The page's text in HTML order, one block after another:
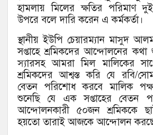
হামলায় মিলের ক্ষতির পরিমাণ
উপরে বলে দারি করেন এ কর্মকর্তা।
স্থানীয় ইউপি চেয়ারম্যান মাসুদ
সপ্তাহে শ্রমিকদের আন্দোলনের
স্যারসহ আমরা মিল মালিকের
শ্রমিকদের আশ্বস্ত করি যে রবি/
বেতন পরিশোধ করবে মালিক
শুনেছি যে এক সপ্তাহের বেতন
আন্দোলনকারী ৫০জন শ্রমিককে
হয়তো তারাই আজকে আন্দোলন